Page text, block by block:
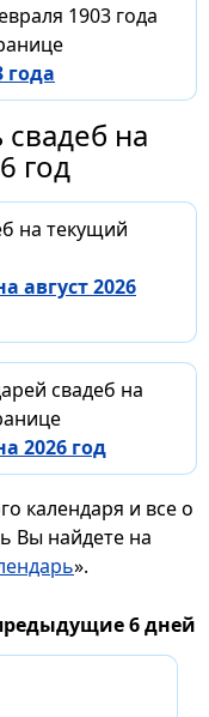
1903 года
года
на
год
на текущий
август 2026
свадеб на
2026 год
календаря и все о
Вы найдете на
».
6 дней